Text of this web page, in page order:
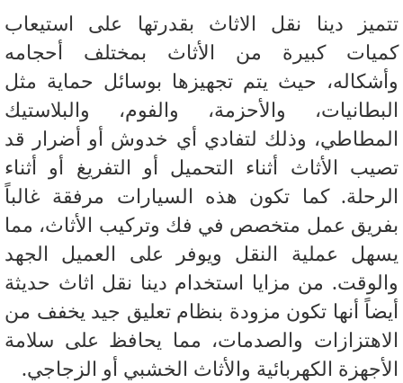
دينا نقل الاثاث بقدرتها على استيعاب
كبيرة من الأثاث بمختلف أحجامه
حيث يتم تجهيزها بوسائل حماية مثل
والأحزمة، والفوم، والبلاستيك
وذلك لتفادي أي خدوش أو أضرار قد
الأثاث أثناء التحميل أو التفريغ أو أثناء
كما تكون هذه السيارات مرفقة غالباً
عمل متخصص في فك وتركيب الأثاث، مما
عملية النقل ويوفر على العميل الجهد
من مزايا استخدام دينا نقل اثاث حديثة
أنها تكون مزودة بنظام تعليق جيد يخفف من
والصدمات، مما يحافظ على سلامة
الكهربائية والأثاث الخشبي أو الزجاجي.